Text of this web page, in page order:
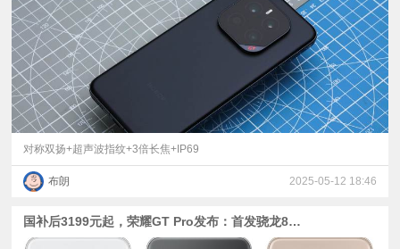
首
页
快
讯
评
测
对称双扬+超声波指纹+3倍长焦+IP69
布朗 2025-05-12 18:46
国补后3199元起，荣耀GT Pro发布：首发骁龙8至尊领先版、7200mAh电池、双1216扬声器